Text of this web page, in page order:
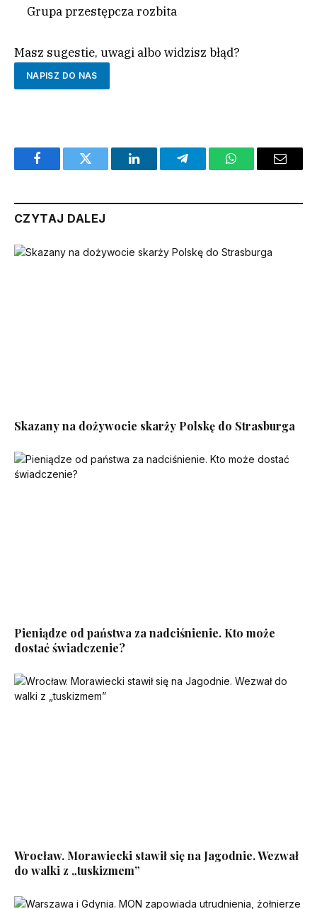
Grupa przestępcza rozbita
Masz sugestie, uwagi albo widzisz błąd?
NAPISZ DO NAS
FacebookTwitter LinkedInTelegramWhatsAppEmail
CZYTAJ DALEJ
Skazany na dożywocie skarży Polskę do Strasburga
Pieniądze od państwa za nadciśnienie. Kto może
dostać świadczenie?
Wrocław. Morawiecki stawił się na Jagodnie. Wezwał
do walki z „tuskizmem”